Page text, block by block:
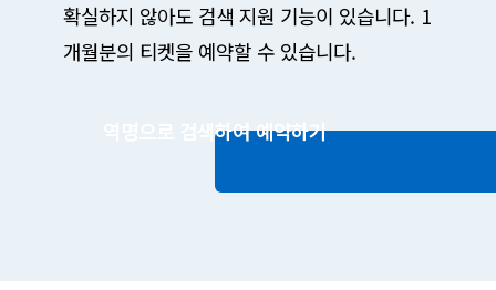
확실하지 않아도 검색 지원 기능이 있습니다. 1
개월분의 티켓을 예약할 수 있습니다.
역명으로 검색하여 예약하기